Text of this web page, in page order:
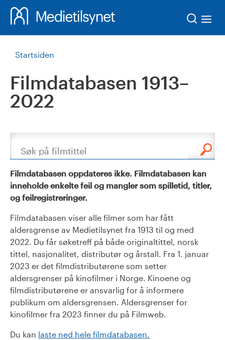
Startsiden
Filmdatabasen 1913–
2022
Søk
Filmdatabasen oppdateres ikke. Filmdatabasen kan
inneholde enkelte feil og mangler som spilletid, titler,
og feilregistreringer.
Filmdatabasen viser alle filmer som har fått
aldersgrense av Medietilsynet fra 1913 til og med
2022. Du får søketreff på både originaltittel, norsk
tittel, nasjonalitet, distributør og årstall. Fra 1. januar
2023 er det filmdistributørene som setter
aldersgrenser på kinofilmer i Norge. Kinoene og
filmdistributørene er ansvarlig for å informere
publikum om aldersgrensen. Aldersgrenser for
kinofilmer fra 2023 finner du på Filmweb.
Du kan laste ned hele filmdatabasen.